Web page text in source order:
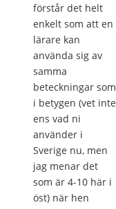
förstår det helt
enkelt som att en
lärare kan
använda sig av
samma
beteckningar som
i betygen (vet inte
ens vad ni
använder i
Sverige nu, men
jag menar det
som är 4-10 här i
öst) när hen